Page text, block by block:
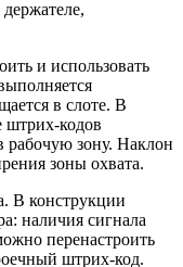
и использовать
в слоте. В
кодов
рабочую зону. Наклон
зоны охвата.
В конструкции
наличия сигнала
перенастроить
штрих-код.